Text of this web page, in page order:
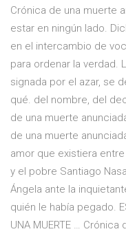
Crónica de una muerte
estar en ningún lado.
en el intercambio de
para ordenar la verdad.
signada por el azar, se
qué. del nombre, del
de una muerte
de una muerte
amor que existiera
y el pobre Santiago
Ángela ante la
quién le había pegado.
UNA MUERTE …